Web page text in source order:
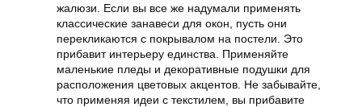
жалюзи. Если вы все же надумали применять
классические занавеси для окон, пусть они
перекликаются с покрывалом на постели. Это
прибавит интерьеру единства. Применяйте
маленькие пледы и декоративные подушки для
расположения цветовых акцентов. Не забывайте,
что применяя идеи с текстилем, вы прибавите